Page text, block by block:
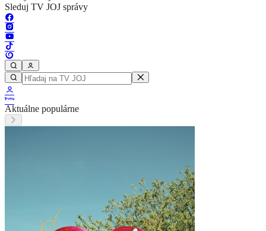
Sleduj TV JOJ správy
Aktuálne populárne